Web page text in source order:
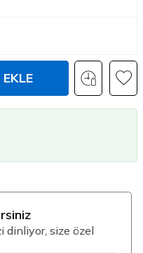
dinliyor, size özel